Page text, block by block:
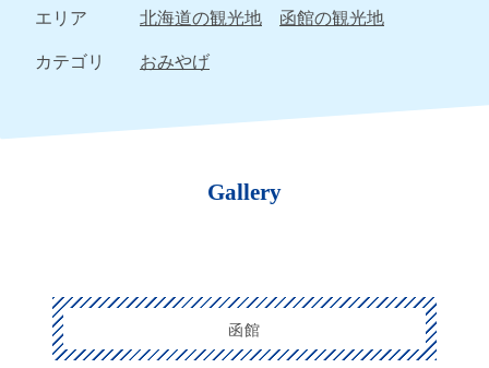
エリア
北海道の観光地
函館の観光地
カテゴリ
おみやげ
Gallery
函館